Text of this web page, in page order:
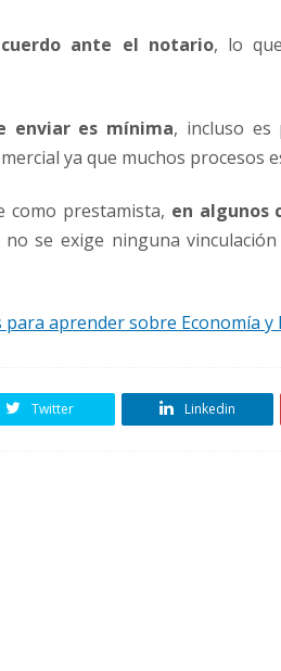
ante el notario, lo
enviar es mínima, incluso es
ya que muchos procesos
como prestamista, en algunos
se exige ninguna
aprender sobre Economía y
Twitter Linkedin